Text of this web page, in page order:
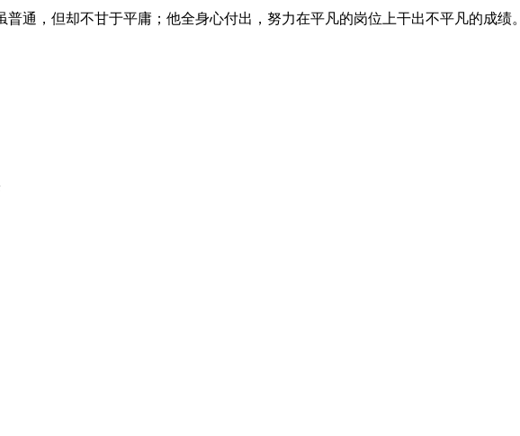
通，但却不甘于平庸；他全身心付出，努力在平凡的岗位上干出不平凡的成绩。